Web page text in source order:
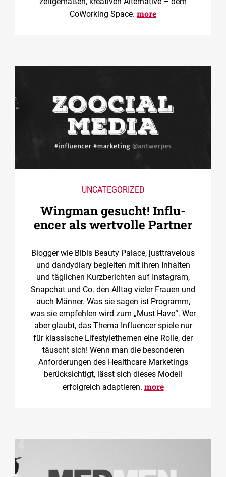
CoWorking Space. more
UNCATEGORIZED
Wingman gesucht! ­Influ­
encer als wertvolle Partner
Blogger wie Bibis Beauty Palace, justtravelous
und dandydiary begleiten mit ihren Inhalten
und täglichen Kurzberichten auf Instagram,
Snapchat und Co. den Alltag vieler Frauen und
auch Männer. Was sie sagen ist Programm,
was sie empfehlen wird zum „Must Have“. Wer
aber glaubt, das Thema Influencer spiele nur
für klassische Lifestylethemen eine Rolle, der
täuscht sich! Wenn man die besonderen
Anforderungen des Healthcare Marketings
berücksichtigt, lässt sich dieses Modell
erfolgreich adaptieren. more